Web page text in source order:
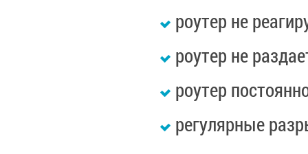
роутер не
роутер не
роутер
регулярные